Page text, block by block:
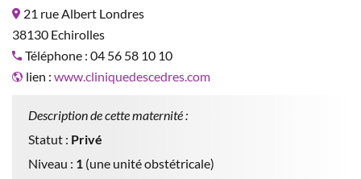
21 rue Albert Londres
38130 Echirolles
Téléphone : 04 56 58 10 10
lien : www.cliniquedescedres.com
Description de cette maternité :
Statut : Privé
Niveau : 1 (une unité obstétricale)